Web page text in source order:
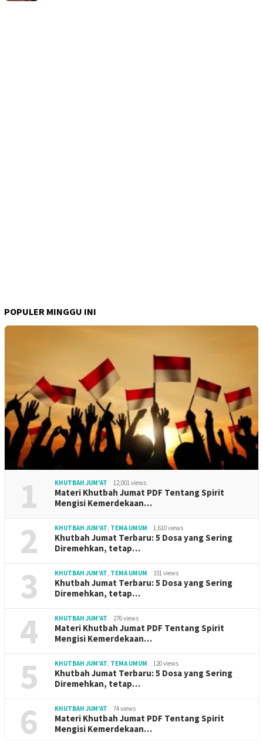
POPULER MINGGU INI
1 KHUTBAH JUM'AT 12,001 views
Materi Khutbah Jumat PDF Tentang Spirit
Mengisi Kemerdekaan…
2 KHUTBAH JUM'AT, TEMA UMUM 1,610 views
Khutbah Jumat Terbaru: 5 Dosa yang Sering
Diremehkan, tetap…
3 KHUTBAH JUM'AT, TEMA UMUM 331 views
Khutbah Jumat Terbaru: 5 Dosa yang Sering
Diremehkan, tetap…
4 KHUTBAH JUM'AT 276 views
Materi Khutbah Jumat PDF Tentang Spirit
Mengisi Kemerdekaan…
5 KHUTBAH JUM'AT, TEMA UMUM 120 views
Khutbah Jumat Terbaru: 5 Dosa yang Sering
Diremehkan, tetap…
6 KHUTBAH JUM'AT 74 views
Materi Khutbah Jumat PDF Tentang Spirit
Mengisi Kemerdekaan…